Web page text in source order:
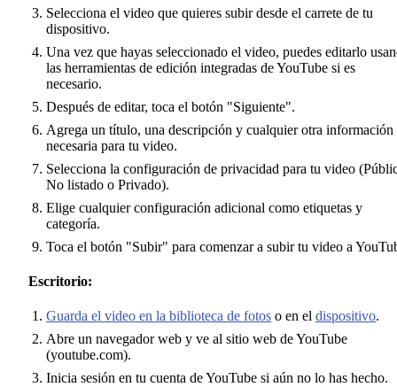
Selecciona el video que quieres subir desde el carrete de tu
dispositivo.
Una vez que hayas seleccionado el video, puedes editarlo
las herramientas de edición integradas de YouTube si es
necesario.
Después de editar, toca el botón "Siguiente".
Agrega un título, una descripción y cualquier otra información
necesaria para tu video.
Selecciona la configuración de privacidad para tu video
No listado o Privado).
Elige cualquier configuración adicional como etiquetas y
categoría.
Toca el botón "Subir" para comenzar a subir tu video a
Escritorio:
Guarda el video en la biblioteca de fotos o en el dispositivo.
Abre un navegador web y ve al sitio web de YouTube
(youtube.com).
Inicia sesión en tu cuenta de YouTube si aún no lo has hecho.